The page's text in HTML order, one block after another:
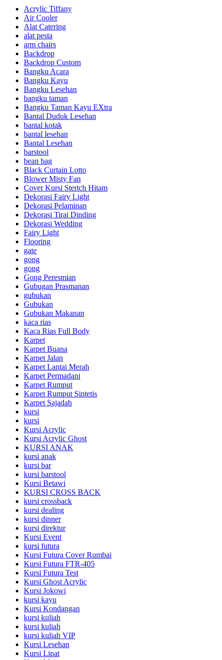
Acrylic Tiffany
Air Cooler
Alat Catering
alat pesta
arm chairs
Backdrop
Backdrop Custom
Bangku Acara
Bangku Kayu
Bangku Lesehan
bangku taman
Bangku Taman Kayu EXtra
Bantal Duduk Lesehan
bantal kotak
bantal lesehan
Bantal Lesehan
barstool
bean bag
Black Curtain Lotto
Blower Misty Fan
Cover Kursi Stertch Hitam
Dekorasi Fairy Light
Dekorasi Pelaminan
Dekorasi Tirai Dinding
Dekorasi Wedding
Fairy Light
Flooring
gate
gong
gong
Gong Peresmian
Gubugan Prasmanan
gubukan
Gubukan
Gubukan Makanan
kaca rias
Kaca Rias Full Body
Karpet
Karpet Buana
Karpet Jalan
Karpet Lantai Merah
Karpet Permadani
Karpet Rumput
Karpet Rumput Sintetis
Karpet Sajadah
kursi
kursi
Kursi Acrylic
Kursi Acrylic Ghost
KURSI ANAK
kursi anak
kursi bar
kursi barstool
Kursi Betawi
KURSI CROSS BACK
kursi crossback
kursi dealing
kursi dinner
kursi direktur
Kursi Event
kursi futura
Kursi Futura Cover Rumbai
Kursi Futura FTR-405
Kursi Futura Test
Kursi Ghost Acrylic
Kursi Jokowi
kursi kayu
Kursi Kondangan
kursi kuliah
kursi kuliah
kursi kuliah VIP
Kursi Lesehan
Kursi Lipat